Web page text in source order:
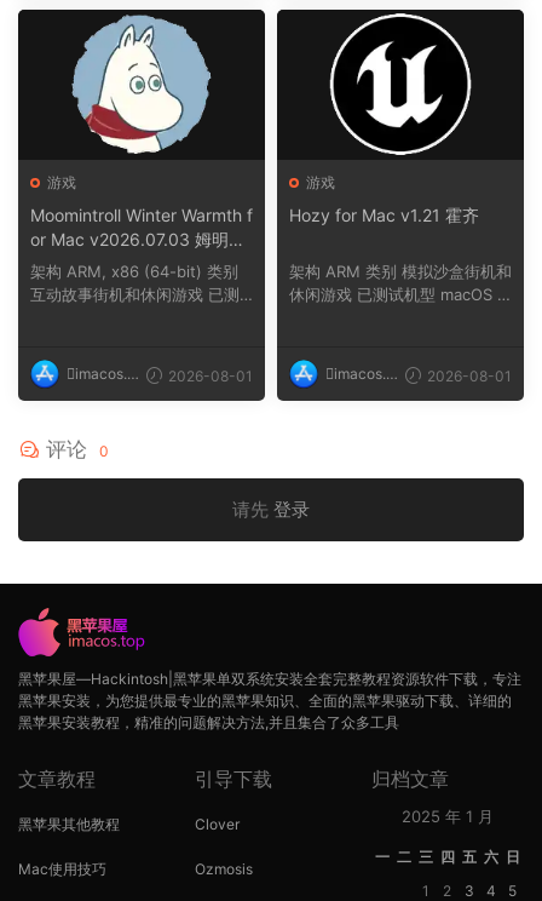
游戏
Moomintroll Winter Warmth f
or Mac v2026.07.03 姆明冬
日暖阳
架构 ARM, x86 (64-bit) 类别
互动故事街机和休闲游戏 已测
imacos.t
op
2026-08-01
游戏
Hozy for Mac v1.21 霍齐
架构 ARM 类别 模拟沙盒街机和
休闲游戏 已测试机型 macOS T
imacos.t
op
2026-08-01
评论 0
请先 登录
黑苹果屋—Hackintosh|黑苹果单双系统安装全套完整教程资源软件下载，专注
黑苹果安装，为您提供最专业的黑苹果知识、全面的黑苹果驱动下载、详细的
黑苹果安装教程，精准的问题解决方法,并且集合了众多工具
文章教程
黑苹果其他教程
Mac使用技巧
引导下载
Clover
Ozmosis
归档文章
2025 年 1 月
一 二 三 四 五 六 日
1
2 3 4
5